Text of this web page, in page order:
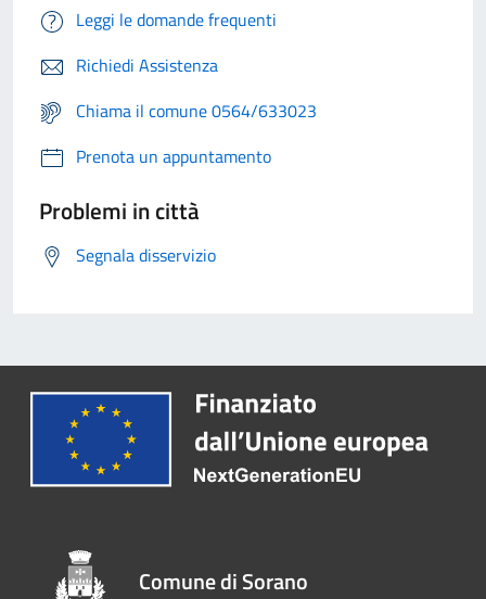
Leggi le domande frequenti
Richiedi Assistenza
Chiama il comune 0564/633023
Prenota un appuntamento
Problemi in città
Segnala disservizio
Comune di Sorano